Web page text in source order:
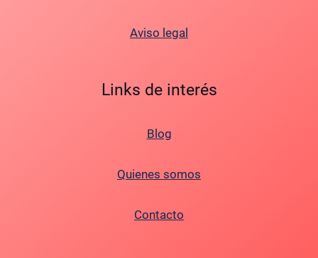
Aviso legal
Links de interés
Blog
Quienes somos
Contacto